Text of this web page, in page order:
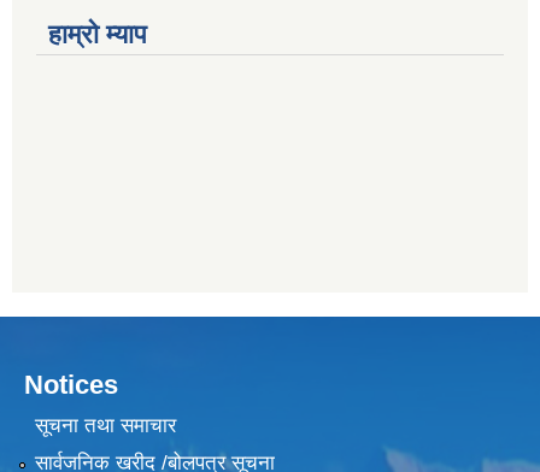
हाम्राे म्याप
Notices
सूचना तथा समाचार
सार्वजनिक खरीद /बोलपत्र सूचना